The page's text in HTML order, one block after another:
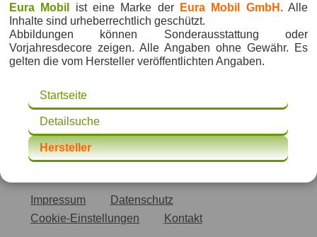
Eura Mobil ist eine Marke der Eura Mobil GmbH . Alle
Inhalte sind urheberrechtlich geschützt.
Abbildungen können Sonderausstattung oder
Vorjahresdecore zeigen. Alle Angaben ohne Gewähr. Es
gelten die vom Hersteller veröffentlichten Angaben.
Startseite
Detailsuche
Hersteller
Impressum
Datenschutz
Cookie-Einstellungen
Kontakt